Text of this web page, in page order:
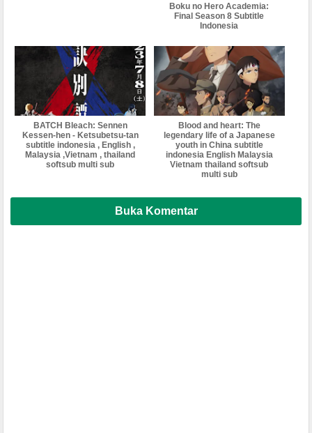
Boku no Hero Academia:
Final Season 8 Subtitle
Indonesia
BATCH Bleach: Sennen
Kessen-hen - Ketsubetsu-tan
subtitle indonesia , English ,
Malaysia ,Vietnam , thailand
softsub multi sub
Blood and heart: The
legendary life of a Japanese
youth in China subtitle
indonesia English Malaysia
Vietnam thailand softsub
multi sub
Buka Komentar